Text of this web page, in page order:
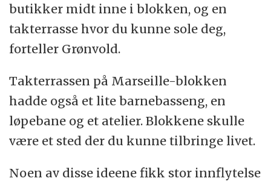
butikker midt inne i blokken, og en
takterrasse hvor du kunne sole deg,
forteller Grønvold.
Takterrassen på Marseille-blokken
hadde også et lite barnebasseng, en
løpebane og et atelier. Blokkene skulle
være et sted der du kunne tilbringe livet.
Noen av disse ideene fikk stor innflytelse